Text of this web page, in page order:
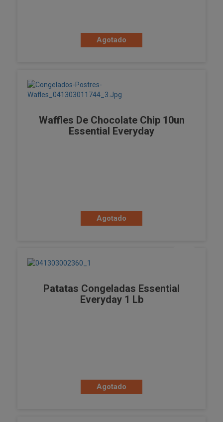
Agotado
Waffles De Chocolate Chip 10un
Essential Everyday
Agotado
Patatas Congeladas Essential
Everyday 1 Lb
Agotado